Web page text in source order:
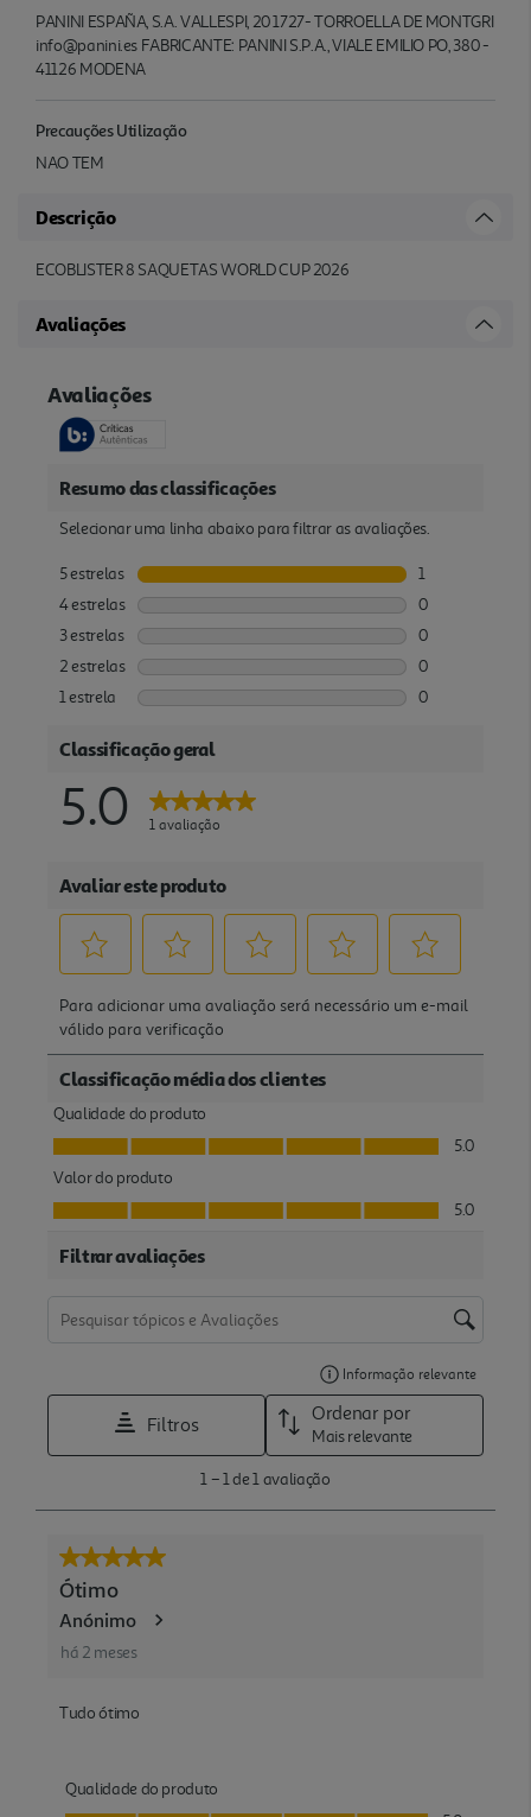
PANINI ESPAÑA, S.A. VALLESPI, 20 1727- TORROELLA DE MONTGRI
info@panini.es FABRICANTE: PANINI S.P.A., VIALE EMILIO PO, 380 -
41126 MODENA
Precauções Utilização
NAO TEM
Descrição
ECOBLISTER 8 SAQUETAS WORLD CUP 2026
Avaliações